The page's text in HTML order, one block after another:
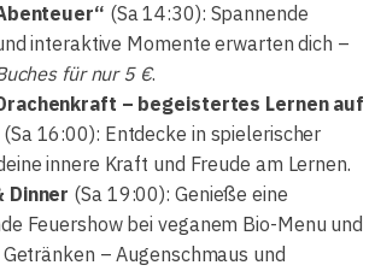
(Sa 14:30): Spannende
interaktive Momente erwarten dich –
für nur 5 €.
– begeistertes Lernen auf
(Sa 16:00): Entdecke in spielerischer
innere Kraft und Freude am Lernen.
Dinner (Sa 19:00): Genieße eine
Feuershow bei veganem Bio-Menu und
– Augenschmaus und